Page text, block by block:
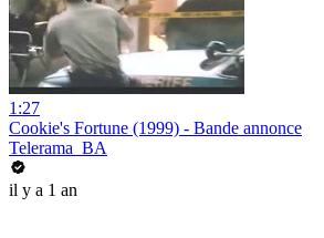
1:27
Cookie's Fortune (1999) - Bande annonce
Telerama_BA
il y a 1 an